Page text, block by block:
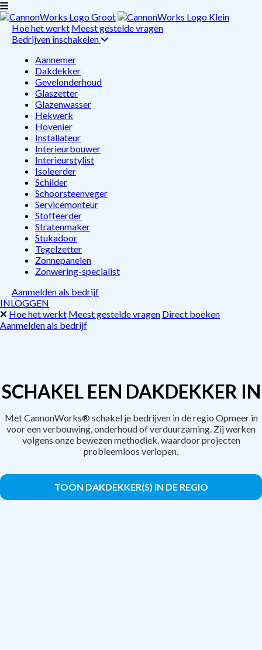
Hoe het werkt Meest gestelde vragen
Bedrijven inschakelen
Aannemer
Dakdekker
Gevelonderhoud
Glaszetter
Glazenwasser
Hekwerk
Hovenier
Installateur
Interieurbouwer
Interieurstylist
Isoleerder
Schilder
Schoorsteenveger
Servicemonteur
Stoffeerder
Stratenmaker
Stukadoor
Tegelzetter
Zonnepanelen
Zonwering-specialist
Aanmelden als bedrijf
INLOGGEN
Hoe het werkt Meest gestelde vragen Direct boeken
Aanmelden als bedrijf
SCHAKEL EEN DAKDEKKER IN
Met CannonWorks® schakel je bedrijven in de regio Opmeer in
voor een verbouwing, onderhoud of verduurzaming. Zij werken
volgens onze bewezen methodiek, waardoor projecten
probleemloos verlopen.
TOON DAKDEKKER(S) IN DE REGIO